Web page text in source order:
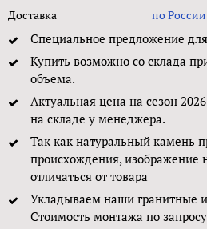
Доставка
по
Специальное предложение
Купить возможно со склада
объема.
Актуальная цена на сезон
на складе у менеджера.
Так как натуральный камень
происхождения, изображение
отличаться от товара
Укладываем наши гранитные
Стоимость монтажа по запросу